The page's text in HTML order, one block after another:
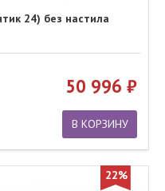
24) без настила
50 996
В КОРЗИНУ
22%